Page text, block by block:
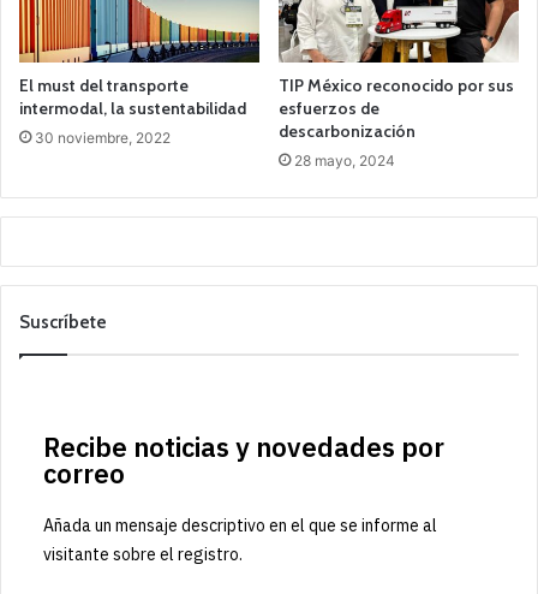
El must del transporte
intermodal, la sustentabilidad
30 noviembre, 2022
TIP México reconocido por sus
esfuerzos de
descarbonización
28 mayo, 2024
Suscríbete
Recibe noticias y novedades por
correo
Añada un mensaje descriptivo en el que se informe al
visitante sobre el registro.